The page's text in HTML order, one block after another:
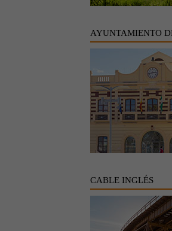
AYUNTAMIENTO
CABLE INGLÉS